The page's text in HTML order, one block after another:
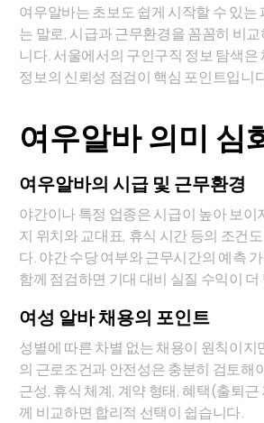
여우알바는 초보도 쉽게 시작할 수 있는
는 말로, 시급과 근무환경을 꼼꼼히 비
니다. 서울에서의 구인구직 정보 탐색은
정보의 신뢰성 점검이 핵심 포인트입니
여우알바 의미 심
여우알바의 시급 및 근무환경
야간이나 특정 업종은 시급이 높아 보이
지 위치와 교대표, 휴식 시간 등의 조건
다. 야간 수당 여부와 근무시간의 예측
함께 점검하면 기대 대비 실질 수익이
여성 알바 채용의 포인트
성별에 따른 차별 없는 채용이 원칙이지
의 근로조건과 안전성은 충분히 검토해
근성, 휴식 체계, 계약 형태, 혜택(출퇴
께 비교하면 합리적 선택이 쉽습니다.